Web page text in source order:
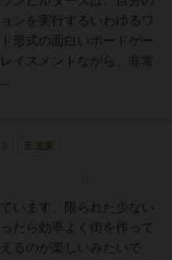
ンを実行するいわゆるワ
形式の面白いボードゲー
イスメントながら、非常
充実
います。限られた少ない
たら効率よく街を作って
るのが楽しいみたいで